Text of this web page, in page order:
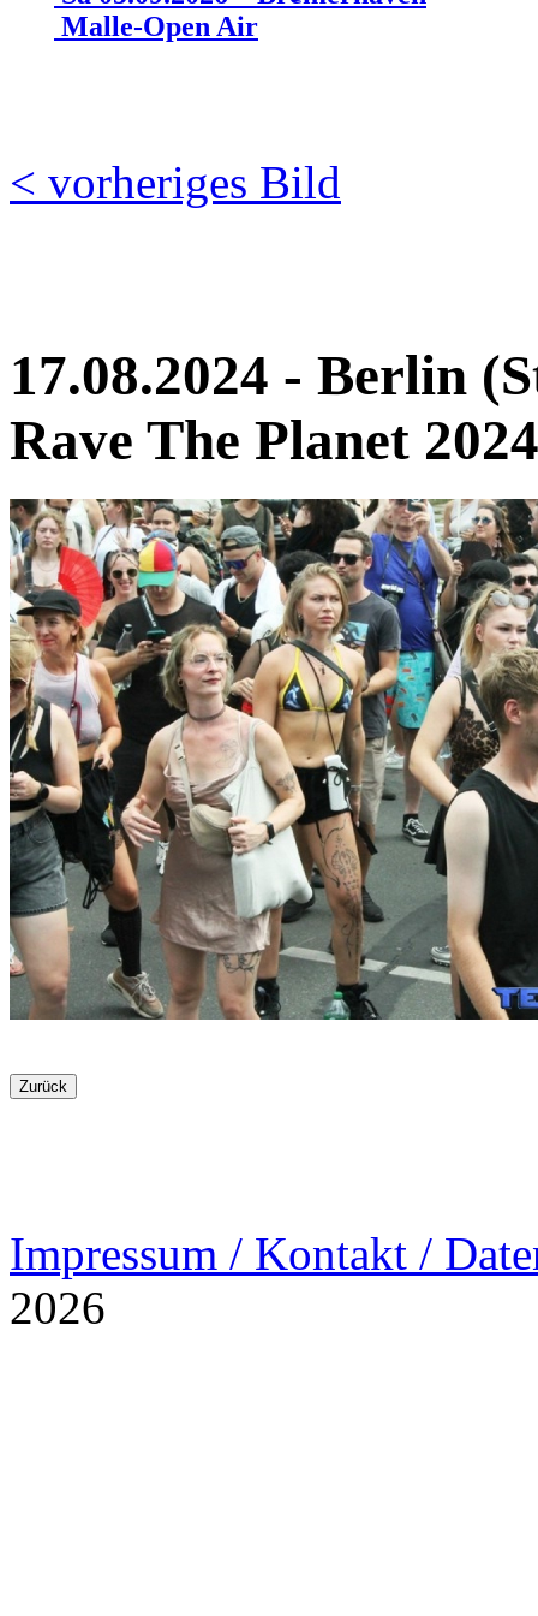
Malle-Open Air
< vorheriges Bild
17.08.2024 - Berlin
Rave The Planet
Impressum / Kontakt /
2026